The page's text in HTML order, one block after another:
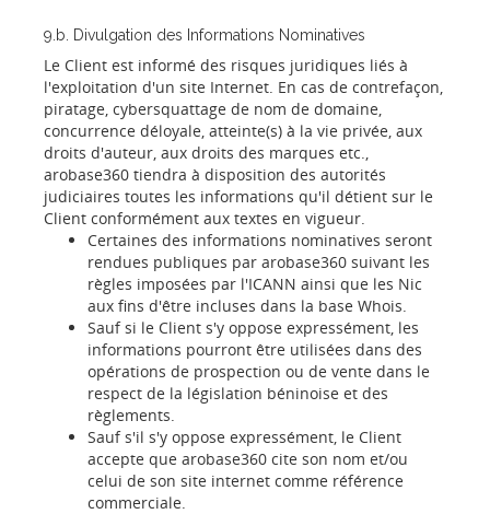
9.b. Divulgation des Informations Nominatives
Le Client est informé des risques juridiques liés à
l'exploitation d'un site Internet. En cas de contrefaçon,
piratage, cybersquattage de nom de domaine,
concurrence déloyale, atteinte(s) à la vie privée, aux
droits d'auteur, aux droits des marques etc.,
arobase360 tiendra à disposition des autorités
judiciaires toutes les informations qu'il détient sur le
Client conformément aux textes en vigueur.
Certaines des informations nominatives seront
rendues publiques par arobase360 suivant les
règles imposées par l'ICANN ainsi que les Nic
aux fins d'être incluses dans la base Whois.
Sauf si le Client s'y oppose expressément, les
informations pourront être utilisées dans des
opérations de prospection ou de vente dans le
respect de la législation béninoise et des
règlements.
Sauf s'il s'y oppose expressément, le Client
accepte que arobase360 cite son nom et/ou
celui de son site internet comme référence
commerciale.